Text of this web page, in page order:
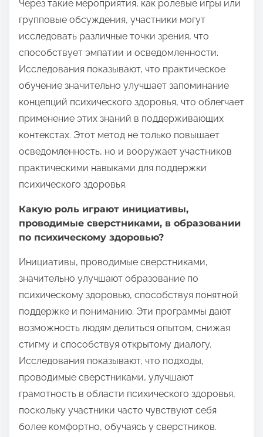
Через такие мероприятия, как ролевые игры или
групповые обсуждения, участники могут
исследовать различные точки зрения, что
способствует эмпатии и осведомленности.
Исследования показывают, что практическое
обучение значительно улучшает запоминание
концепций психического здоровья, что облегчает
применение этих знаний в поддерживающих
контекстах. Этот метод не только повышает
осведомленность, но и вооружает участников
практическими навыками для поддержки
психического здоровья.
Какую роль играют инициативы,
проводимые сверстниками, в образовании
по психическому здоровью?
Инициативы, проводимые сверстниками,
значительно улучшают образование по
психическому здоровью, способствуя понятной
поддержке и пониманию. Эти программы дают
возможность людям делиться опытом, снижая
стигму и способствуя открытому диалогу.
Исследования показывают, что подходы,
проводимые сверстниками, улучшают
грамотность в области психического здоровья,
поскольку участники часто чувствуют себя
более комфортно, обучаясь у сверстников.